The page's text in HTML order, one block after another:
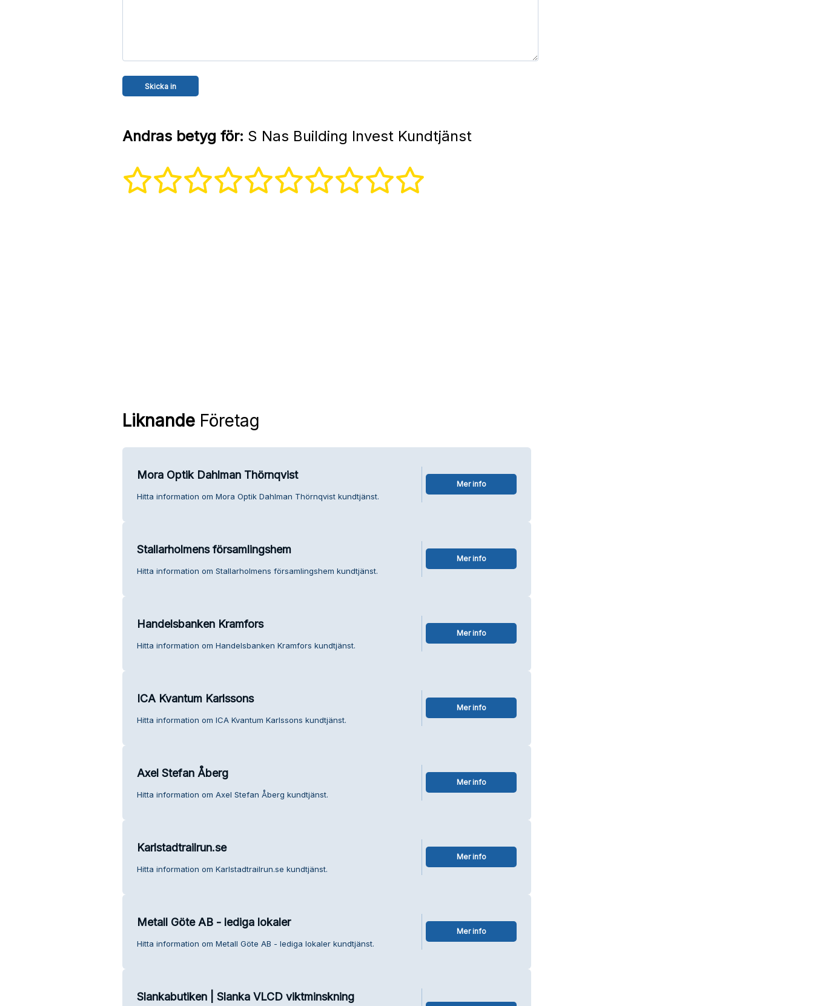
Andras betyg för: S Nas Building Invest Kundtjänst
LiknandeFöretag
Mora Optik Dahlman Thörnqvist
Hitta information om Mora Optik Dahlman Thörnqvist kundtjänst.
Mer info
Stallarholmens församlingshem
Hitta information om Stallarholmens församlingshem kundtjänst.
Mer info
Handelsbanken Kramfors
Hitta information om Handelsbanken Kramfors kundtjänst.
Mer info
ICA Kvantum Karlssons
Hitta information om ICA Kvantum Karlssons kundtjänst.
Mer info
Axel Stefan Åberg
Hitta information om Axel Stefan Åberg kundtjänst.
Mer info
Karlstadtrailrun.se
Hitta information om Karlstadtrailrun.se kundtjänst.
Mer info
Metall Göte AB - lediga lokaler
Hitta information om Metall Göte AB - lediga lokaler kundtjänst.
Mer info
Slankabutiken | Slanka VLCD viktminskning